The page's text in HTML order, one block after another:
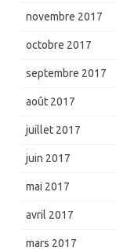
novembre 2017
octobre 2017
septembre 2017
août 2017
juillet 2017
juin 2017
mai 2017
avril 2017
mars 2017